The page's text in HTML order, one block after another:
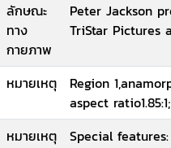
ลักษณะ
ทาง
กายภาพ
Peter Jackson
TriStar Pictures
หมายเหตุ
Region
aspect
หมายเหตุ
Special